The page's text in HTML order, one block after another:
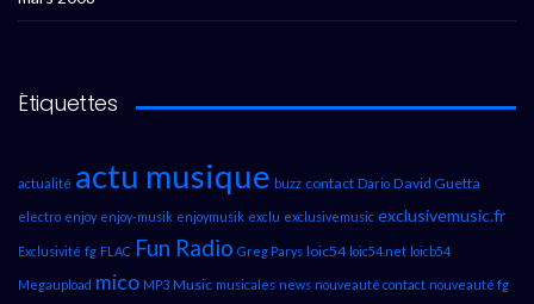
Étiquettes
actualité actu musique buzz contact Dario David Guetta
electro enjoy enjoy-musik enjoymusik exclu exclusivemusic exclusivemusic.fr
Exclusivité fg FLAC Fun Radio Greg Parys loic54 loic54.net loicb54
Megaupload mico MP3 Music musicales news nouveauté contact nouveauté fg